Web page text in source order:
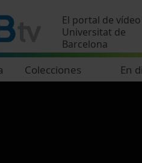
El portal de
Universitat de
Barcelona
Colecciones En